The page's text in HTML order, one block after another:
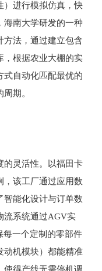
）进行模拟仿真，快
海南大学研发的一种
方法，通过建立包含
，根据农业大棚的实
式自动化匹配最优的
期。
的灵活性。以福田卡
，该工厂通过应用数
智能化设计与订单数
流系统通过AGV实
每一个定制的零部件
动机模块）都能精准